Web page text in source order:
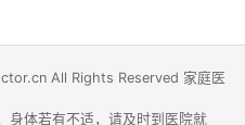
All Rights Reserved 家庭医
身体若有不适，请及时到医院就